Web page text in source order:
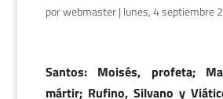
porwebmaster| lunes, 4 septiembre
Santos: Moisés, profeta;
mártir; Rufino, Silvano y